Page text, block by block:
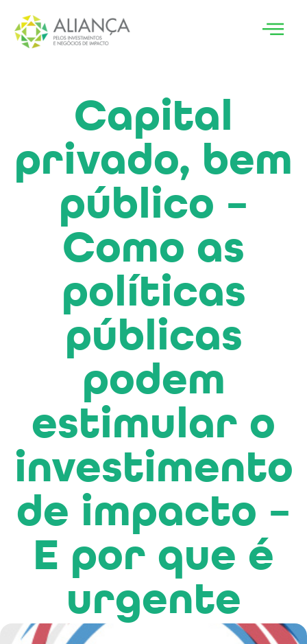
Capital
privado, bem
público –
Como as
políticas
públicas
podem
estimular o
investimento
de impacto –
E por que é
urgente